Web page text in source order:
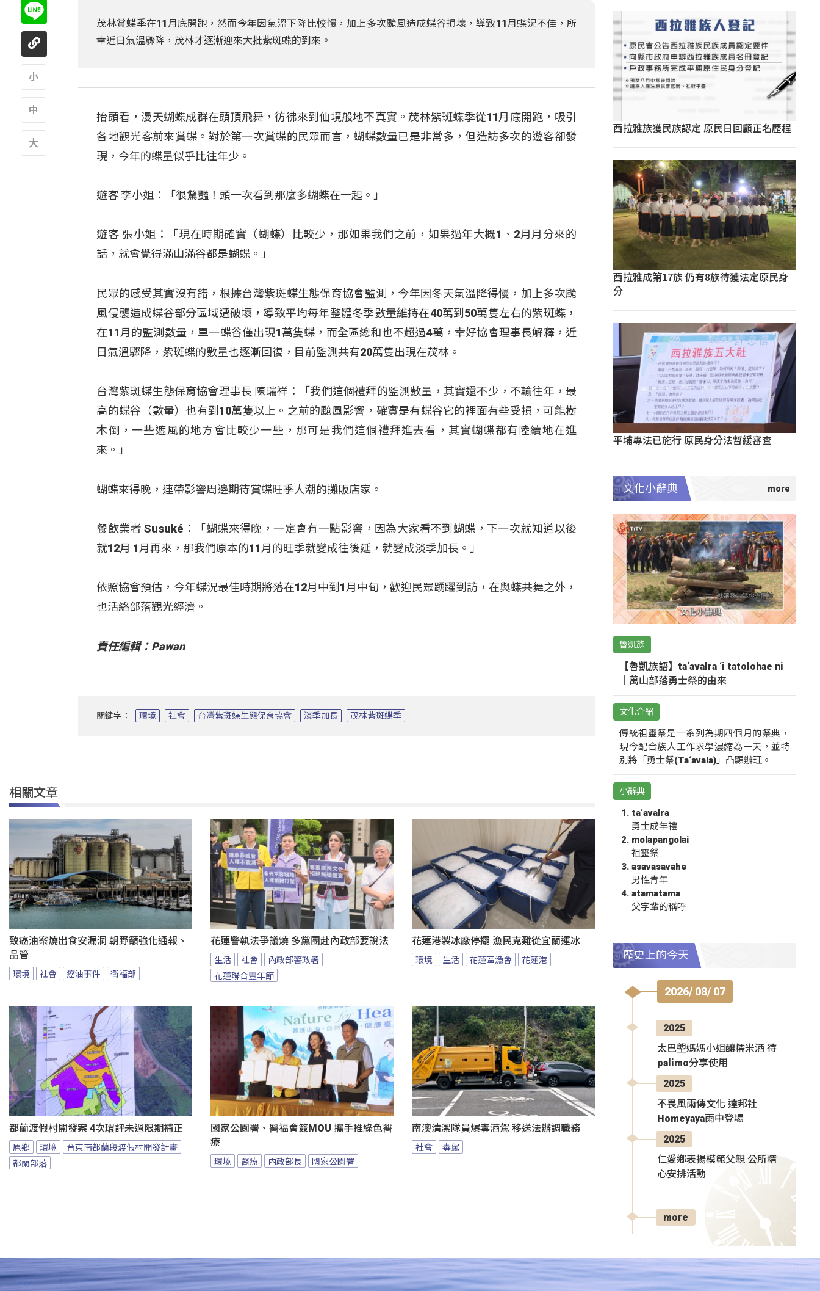
茂林賞蝶季在11月底開跑，然而今年因氣溫下降比較慢，加上多次颱風造成蝶谷損壞，導致11月蝶況不佳，所
幸近日氣溫驟降，茂林才逐漸迎來大批紫斑蝶的到來。
抬頭看，漫天蝴蝶成群在頭頂飛舞，彷彿來到仙境般地不真實。茂林紫斑蝶季從11月底開跑，吸引
各地觀光客前來賞蝶。對於第一次賞蝶的民眾而言，蝴蝶數量已是非常多，但造訪多次的遊客卻發
現，今年的蝶量似乎比往年少。
遊客 李小姐：「很驚豔！頭一次看到那麼多蝴蝶在一起。」
遊客 張小姐：「現在時期確實（蝴蝶）比較少，那如果我們之前，如果過年大概1、2月月分來的
話，就會覺得滿山滿谷都是蝴蝶。」
民眾的感受其實沒有錯，根據台灣紫斑蝶生態保育協會監測，今年因冬天氣溫降得慢，加上多次颱
風侵襲造成蝶谷部分區域遭破壞，導致平均每年整體冬季數量維持在40萬到50萬隻左右的紫斑蝶，
在11月的監測數量，單一蝶谷僅出現1萬隻蝶，而全區總和也不超過4萬，幸好協會理事長解釋，近
日氣溫驟降，紫斑蝶的數量也逐漸回復，目前監測共有20萬隻出現在茂林。
台灣紫斑蝶生態保育協會理事長 陳瑞祥：「我們這個禮拜的監測數量，其實還不少，不輸往年，最
高的蝶谷（數量）也有到10萬隻以上。之前的颱風影響，確實是有蝶谷它的裡面有些受損，可能樹
木倒，一些遮風的地方會比較少一些，那可是我們這個禮拜進去看，其實蝴蝶都有陸續地在進
來。」
蝴蝶來得晚，連帶影響周邊期待賞蝶旺季人潮的攤販店家。
餐飲業者 Susuké：「蝴蝶來得晚，一定會有一點影響，因為大家看不到蝴蝶，下一次就知道以後
就12月 1月再來，那我們原本的11月的旺季就變成往後延，就變成淡季加長。」
依照協會預估，今年蝶況最佳時期將落在12月中到1月中旬，歡迎民眾踴躍到訪，在與蝶共舞之外，
也活絡部落觀光經濟。
責任編輯：Pawan
關鍵字： 環境 社會 台灣紫斑蝶生態保育協會 淡季加長 茂林紫斑蝶季
相關文章
致癌油案燒出食安漏洞 朝野籲強化通報、
品管
環境 社會 癌油事件 衛福部
花蓮警執法爭議燒 多黨團赴內政部要說法
生活 社會
內政部警政署
花蓮聯合豐年節
花蓮港製冰廠停擺 漁民克難從宜蘭運冰
環境 生活 花蓮區漁會 花蓮港
都蘭渡假村開發案 4次環評未過限期補正
原鄉 環境
台東南都蘭段渡假村開發計畫
都蘭部落
國家公園署、醫福會簽MOU 攜手推綠色醫
療
環境 醫療 內政部長 國家公園署
南澳清潔隊員爆毒酒駕 移送法辦調職務
社會 毒駕
西拉雅族獲民族認定 原民日回顧正名歷程
西拉雅成第17族 仍有8族待獲法定原民身
分
平埔專法已施行 原民身分法暫緩審查
文化小辭典
魯凱族
【魯凱族語】ta‘avalra ‘i tatolohae ni
｜萬山部落勇士祭的由來
文化介紹
傳統祖靈祭是一系列為期四個月的祭典，
現今配合族人工作求學濃縮為一天，並特
別將「勇士祭(Ta‘avala)」凸顯辦理。
小辭典
ta‘avalra
勇士成年禮
molapangolai
祖靈祭
asavasavahe
男性青年
atamatama
父字輩的稱呼
歷史上的今天
2026/ 08/ 07
2025
太巴塱媽媽小姐釀糯米酒 待
palimo分享使用
2025
不畏風雨傳文化 達邦社
Homeyaya雨中登場
2025
仁愛鄉表揚模範父親 公所精
心安排活動
more